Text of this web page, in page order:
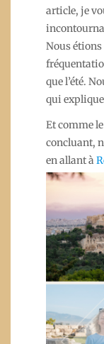
article, je
Nous étions
que l’été.
qui
Et comme
concluant,
en allant à